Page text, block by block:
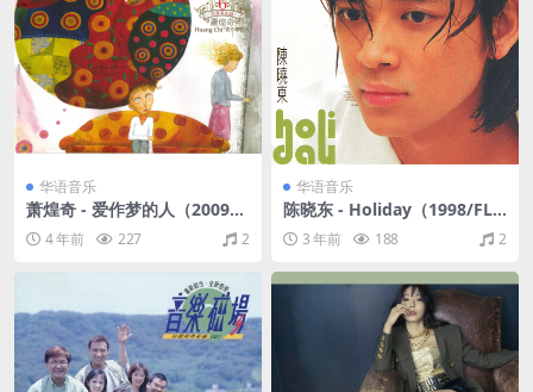
华语音乐
萧煌奇 - 爱作梦的人（2009/F
LAC/分轨/346M）
4 年前 227 2
华语音乐
陈晓东 - Holiday（1998/FLA
C/分轨/253M）
3 年前 188 2